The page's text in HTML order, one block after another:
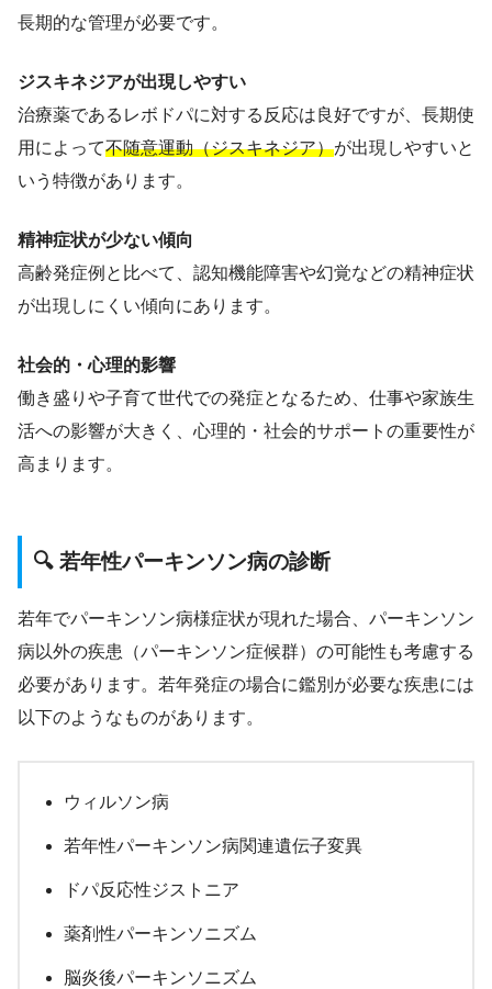
長期的な管理が必要です。
ジスキネジアが出現しやすい
治療薬であるレボドパに対する反応は良好ですが、長期使
用によって不随意運動（ジスキネジア）が出現しやすいと
いう特徴があります。
精神症状が少ない傾向
高齢発症例と比べて、認知機能障害や幻覚などの精神症状
が出現しにくい傾向にあります。
社会的・心理的影響
働き盛りや子育て世代での発症となるため、仕事や家族生
活への影響が大きく、心理的・社会的サポートの重要性が
高まります。
🔍 若年性パーキンソン病の診断
若年でパーキンソン病様症状が現れた場合、パーキンソン
病以外の疾患（パーキンソン症候群）の可能性も考慮する
必要があります。若年発症の場合に鑑別が必要な疾患には
以下のようなものがあります。
ウィルソン病
若年性パーキンソン病関連遺伝子変異
ドパ反応性ジストニア
薬剤性パーキンソニズム
脳炎後パーキンソニズム